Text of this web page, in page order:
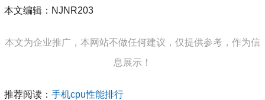
本文编辑：NJNR203
本文为企业推广，本网站不做任何建议，仅提供参考，作为信
息展示！
推荐阅读：手机cpu性能排行